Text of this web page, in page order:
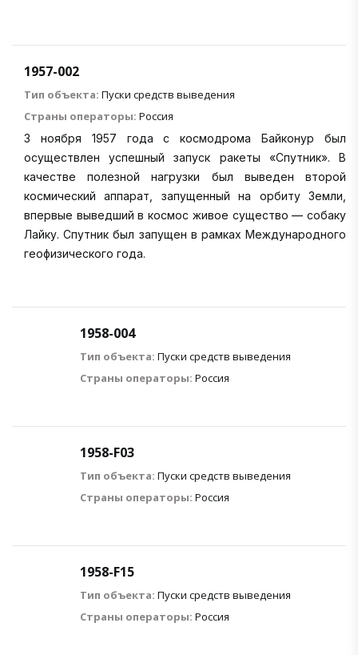
1957-002
Тип объекта: Пуски средств выведения
Страны операторы: Россия
3 ноября 1957 года с космодрома Байконур был
осуществлен успешный запуск ракеты «Спутник». В
качестве полезной нагрузки был выведен второй
космический аппарат, запущенный на орбиту Земли,
впервые выведший в космос живое существо — собаку
Лайку. Спутник был запущен в рамках Международного
геофизического года.
1958-004
Тип объекта: Пуски средств выведения
Страны операторы: Россия
1958-F03
Тип объекта: Пуски средств выведения
Страны операторы: Россия
1958-F15
Тип объекта: Пуски средств выведения
Страны операторы: Россия